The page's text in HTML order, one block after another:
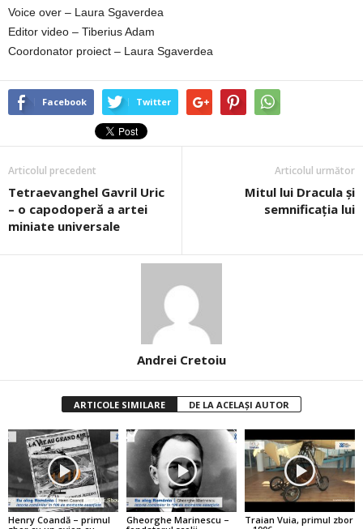
Voice over – Laura Sgaverdea
Editor video – Tiberius Adam
Coordonator proiect – Laura Sgaverdea
Facebook Twitter
Articolul precedent
Tetraevanghel Gavril Uric
– o capodoperă a artei
miniate universale
Articolul următor
Mitul lui Dracula şi
semnificaţia lui
Andrei Cretoiu
ARTICOLE SIMILARE DE LA ACELAȘI AUTOR
Henry Coandă – primul
Gheorghe Marinescu –
Traian Vuia, primul zbor